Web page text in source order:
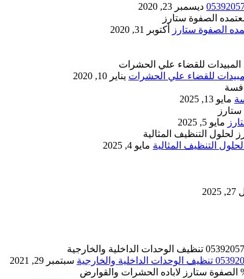
ديسمبر 23, 2020
أكتوبر 31, 2020
يناير 10, 2020
مايو 13, 2025
مايو 5, 2025
التنظيف المثالية مايو 4, 2025
سبتمبر 29, 2021